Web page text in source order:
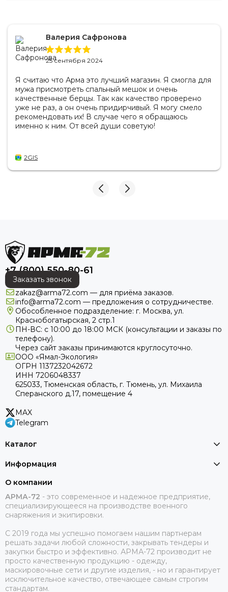
Валерия Сафронова
25 сентября 2024
Я считаю что Арма это лучший магазин. Я смогла для
мужа присмотреть спальный мешок и очень
качественные берцы. Так как качество проверено
уже не раз, а он очень придирчивый. Я могу смело
рекомендовать их! В случае чего я обращаюсь
именно к ним. От всей души советую!
2GIS
+7 (800) 550-80-61
Заказать звонок
zakaz@arma72.com — для приёма заказов.
info@arma72.com — предложения о сотрудничестве.
Обособленное подразделение: г. Москва, ул.
Краснобогатырская, 2 стр.1
ПН-ВС: с 10:00 до 18:00 МСК (консультации и заказы по
телефону).
Через сайт заказы принимаются круглосуточно.
ООО «Ямал-Экология»
ОГРН 1137232042672
ИНН 7206048337
625033, Тюменская область, г. Тюмень, ул. Михаила
Сперанского д.17, помещение 4
MAX
Telegram
Каталог
Информация
О компании
АРМА-72 - это современное и надежное предприятие,
специализирующееся на производстве военного
снаряжения и экипировки.
С 2019 года мы успешно помогаем нашим партнерам
решать задачи любой сложности, закрывать тендеры и
закупки быстро и эффективно. АРМА-72 производит не
просто качественную продукцию - одежду,
маскировочные сети и другие изделия, - но и гарантирует
исключительное качество, отвечающее самым строгим
стандартам.